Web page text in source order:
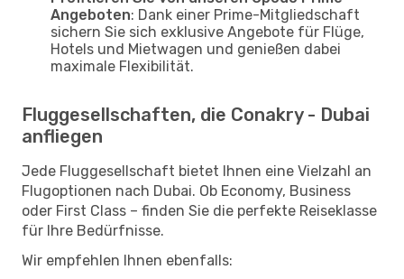
Angeboten: Dank einer Prime-Mitgliedschaft
sichern Sie sich exklusive Angebote für Flüge,
Hotels und Mietwagen und genießen dabei
maximale Flexibilität.
Fluggesellschaften, die Conakry - Dubai
anfliegen
Jede Fluggesellschaft bietet Ihnen eine Vielzahl an
Flugoptionen nach Dubai. Ob Economy, Business
oder First Class – finden Sie die perfekte Reiseklasse
für Ihre Bedürfnisse.
Wir empfehlen Ihnen ebenfalls: